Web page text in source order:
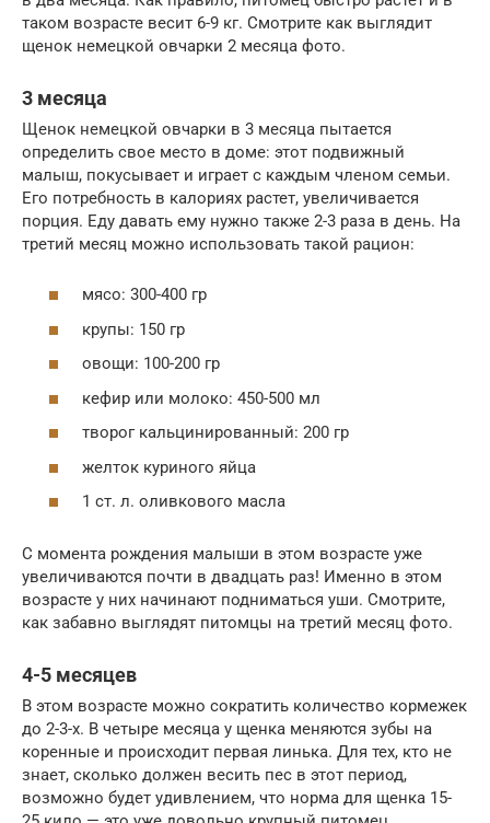
таком возрасте весит 6-9 кг. Смотрите как выглядит
щенок немецкой овчарки 2 месяца фото.
3 месяца
Щенок немецкой овчарки в 3 месяца пытается
определить свое место в доме: этот подвижный
малыш, покусывает и играет с каждым членом семьи.
Его потребность в калориях растет, увеличивается
порция. Еду давать ему нужно также 2-3 раза в день. На
третий месяц можно использовать такой рацион:
мясо: 300-400 гр
крупы: 150 гр
овощи: 100-200 гр
кефир или молоко: 450-500 мл
творог кальцинированный: 200 гр
желток куриного яйца
1 ст. л. оливкового масла
С момента рождения малыши в этом возрасте уже
увеличиваются почти в двадцать раз! Именно в этом
возрасте у них начинают подниматься уши. Смотрите,
как забавно выглядят питомцы на третий месяц фото.
4-5 месяцев
В этом возрасте можно сократить количество кормежек
до 2-3-х. В четыре месяца у щенка меняются зубы на
коренные и происходит первая линька. Для тех, кто не
знает, сколько должен весить пес в этот период,
возможно будет удивлением, что норма для щенка 15-